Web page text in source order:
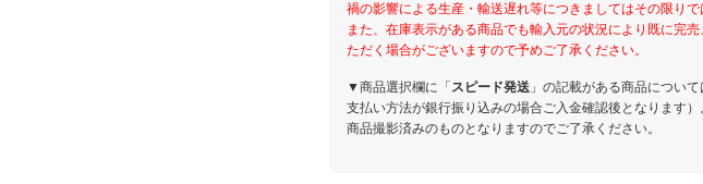
禍の影響による生産・輸送遅れ等につきましてはその限り
また、在庫表示がある商品でも輸入元の状況により既に完
ただく場合がございますので予めご了承ください。
▼商品選択欄に「 スピード発送 」の記載がある商品につい
支払い方法が銀行振り込みの場合ご入金確認後となります
商品撮影済みのものとなりますのでご了承ください。